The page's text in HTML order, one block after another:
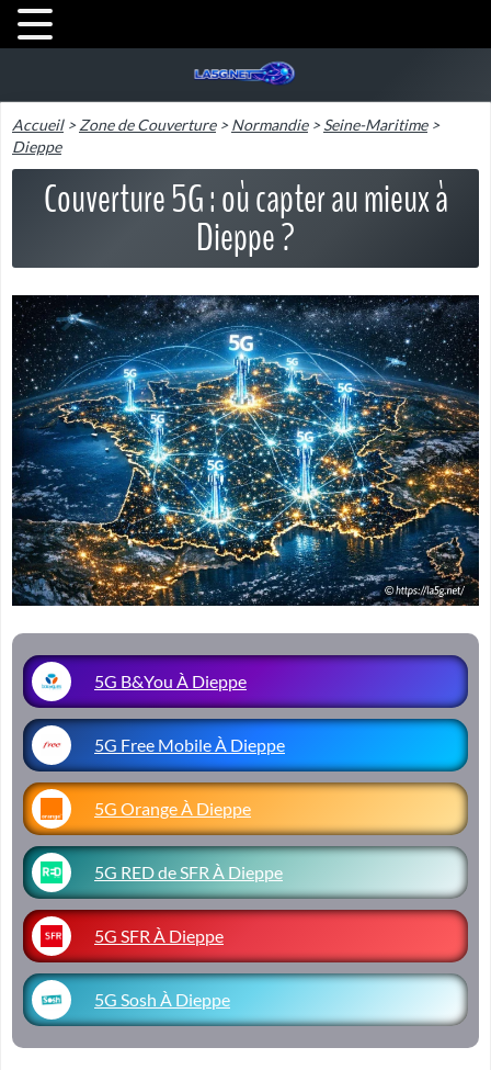
Accueil>Zone de Couverture>Normandie>Seine-Maritime>
Dieppe
Couverture 5G : où capter au mieux à
Dieppe ?
5G B&You À Dieppe
5G Free Mobile À Dieppe
5G Orange À Dieppe
5G RED de SFR À Dieppe
5G SFR À Dieppe
5G Sosh À Dieppe